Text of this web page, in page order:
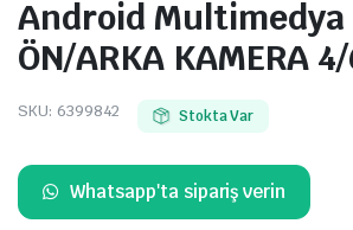
Android Multimedya
ÖN/ARKA KAMERA
SKU: 6399842 Stokta Var
Whatsapp'ta sipariş verin